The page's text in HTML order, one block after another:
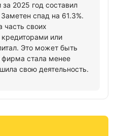
2025 год составил
спад на 61.3%.
часть своих
кредиторами или
Это может быть
фирма стала менее
свою деятельность.